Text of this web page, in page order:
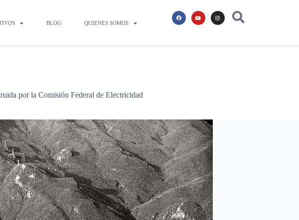
BLOG QUIENES SOMOS
por la Comisión Federal de Electricidad